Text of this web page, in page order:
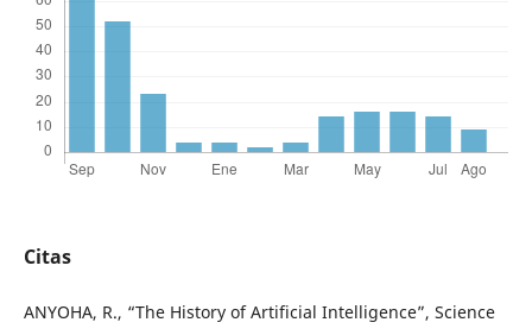
Citas
ANYOHA, R., “The History of Artificial Intelligence”, Science